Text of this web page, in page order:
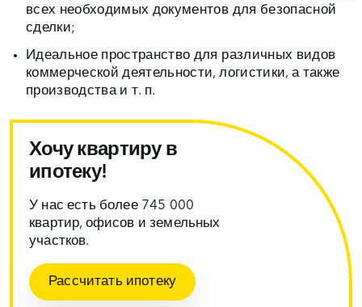
всех необходимых документов для безопасной
сделки;
Идеальное пространство для различных видов
коммерческой деятельности, логистики, а также
производства и т. п.
Хочу квартиру в
ипотеку!
У нас есть более 745 000
квартир, офисов и земельных
участков.
Рассчитать ипотеку